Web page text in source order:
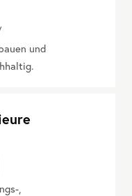
und
,